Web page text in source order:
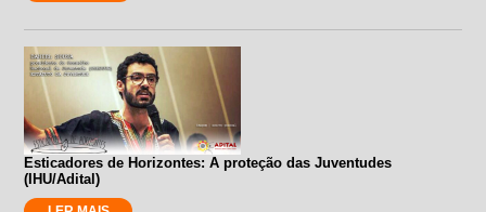
Esticadores de Horizontes: A proteção das Juventudes
(IHU/Adital)